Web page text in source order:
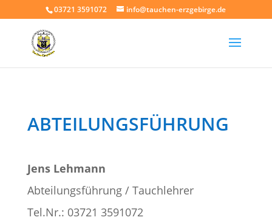
03721 3591072 info@tauchen-erzgebirge.de
ABTEILUNGSFÜHRUNG
Jens Lehmann
Abteilungsführung / Tauchlehrer
Tel.Nr.: 03721 3591072